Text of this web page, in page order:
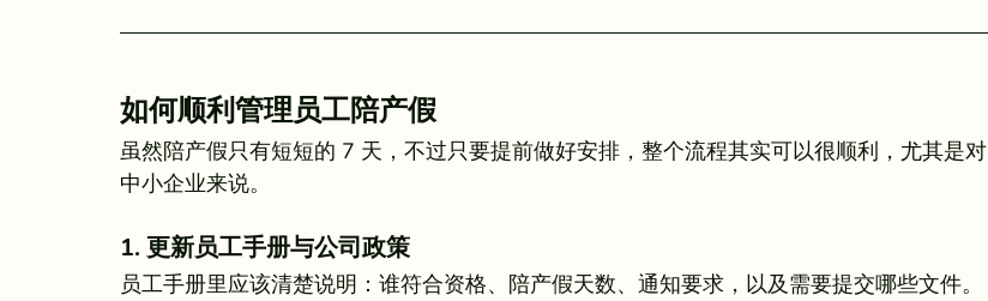
如何顺利管理员工陪产假
虽然陪产假只有短短的 7 天，不过只要提前做好安排，整个流程其实可以很顺利，尤其是对
中小企业来说。
1. 更新员工手册与公司政策
员工手册里应该清楚说明：谁符合资格、陪产假天数、通知要求，以及需要提交哪些文件。